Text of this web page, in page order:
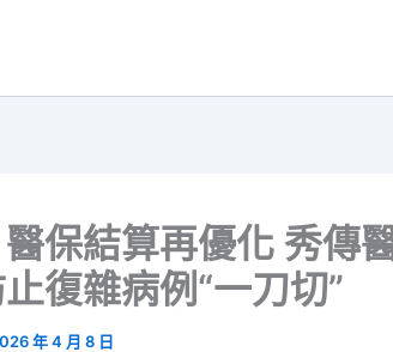
保結算再優化 秀傳
復雜病例“一刀切”
年 4 月 8 日